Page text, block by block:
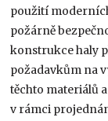
použití
požárně
konstrukce haly
požadavkům na
těchto materiálů
v rámci